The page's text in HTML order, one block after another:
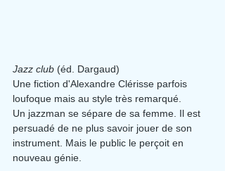
Jazz club (éd. Dargaud)
Une fiction d'Alexandre Clérisse parfois
loufoque mais au style très remarqué.
Un jazzman se sépare de sa femme. Il est
persuadé de ne plus savoir jouer de son
instrument. Mais le public le perçoit en
nouveau génie.